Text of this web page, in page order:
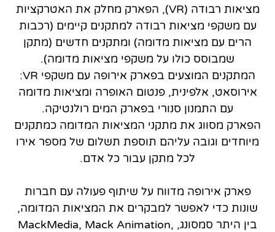
מציאות רבודה (VR), הפארק מחלק את האטרקציות
עם משקפי מציאות רבודה למתקנים קיימים (רכבות
הרים עם מציאות מדומה) ומתקנים חדשים (מתקן
שמבוסס כולו על משקפי מציאות מדומה).
המתקנים המוצעים בפארק אירופה עם משקפי VR:
אירוסאט, אלפינית, פנטום האופרה ומציאות מדומה
עם התמנון סנורי בפארק המים רולנטיקה.
הפארק מסווג את מתקני המציאות המדומה כמתקנים
מיוחדים וגובה עליהם תוספת תשלום של מספר אירו
לכל מתקן עבור כל אדם.
פארק אירופה מדווח על שיתוף פעולה עם חברות
שונות כדי לאפשר למבקרים את המציאות המדומה,
בין היתר סמסונג, MackMedia, Mack Animation,